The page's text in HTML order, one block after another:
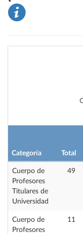
Categoría Total
Cuerpo de
Profesores
Titulares de
Universidad
49
Cuerpo de
Profesores
11